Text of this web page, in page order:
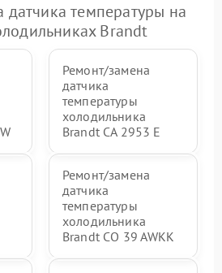
датчика температуры на
Brandt
Ремонт/замена
датчика
температуры
холодильника
Brandt CA 2953 E
Ремонт/замена
датчика
температуры
холодильника
Brandt CO 39 AWKK